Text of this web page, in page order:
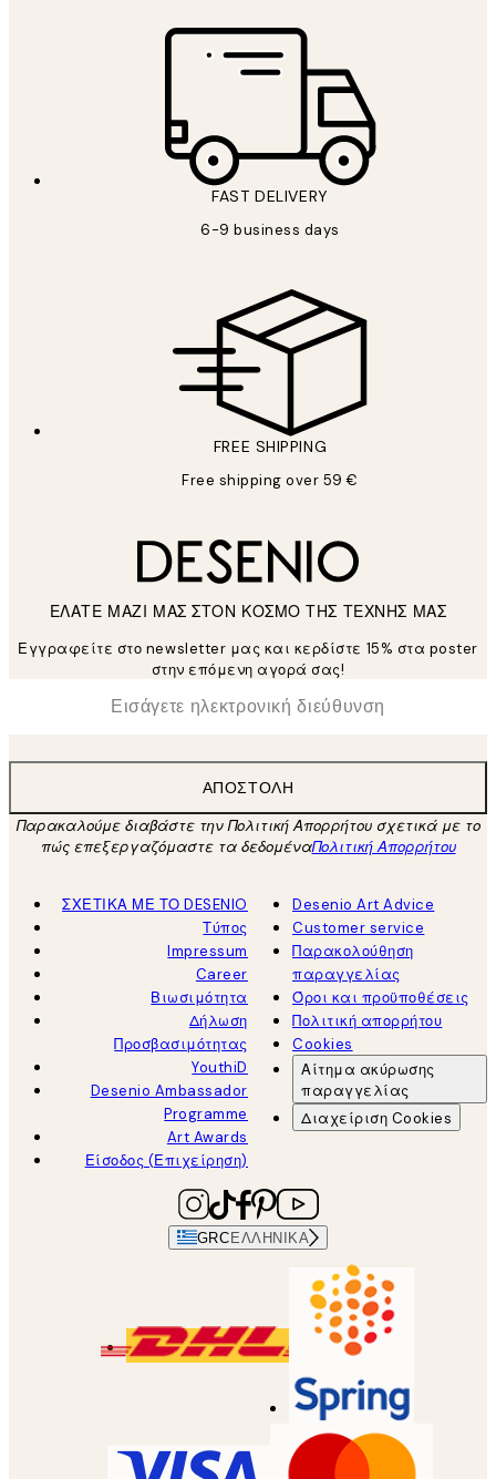
FAST DELIVERY
6-9 business days
FREE SHIPPING
Free shipping over 59 €
ΕΛΑΤΕ ΜΑΖΙ ΜΑΣ ΣΤΟΝ ΚΟΣΜΟ ΤΗΣ ΤΕΧΝΗΣ ΜΑΣ
Εγγραφείτε στο newsletter μας και κερδίστε 15% στα poster
στην επόμενη αγορά σας!
Ηλεκτρονική Διεύθυνση
ΑΠΟΣΤΟΛΉ
Παρακαλούμε διαβάστε την Πολιτική Απορρήτου σχετικά με το
πώς επεξεργαζόμαστε τα δεδομέναΠολιτική Απορρήτου
ΣΧΕΤΙΚΑ ΜΕ ΤΟ DESENIO
Τύπος
Impressum
Career
Βιωσιμότητα
Δήλωση
Προσβασιμότητας
YouthiD
Desenio Ambassador
Programme
Art Awards
Είσοδος (Επιχείρηση)
Desenio Art Advice
Customer service
Παρακολούθηση
παραγγελίας
Όροι και προϋποθέσεις
Πολιτική απορρήτου
Cookies
Αίτημα ακύρωσης
παραγγελίας
Διαχείριση Cookies
GRCΕΛΛΗΝΙΚΆ